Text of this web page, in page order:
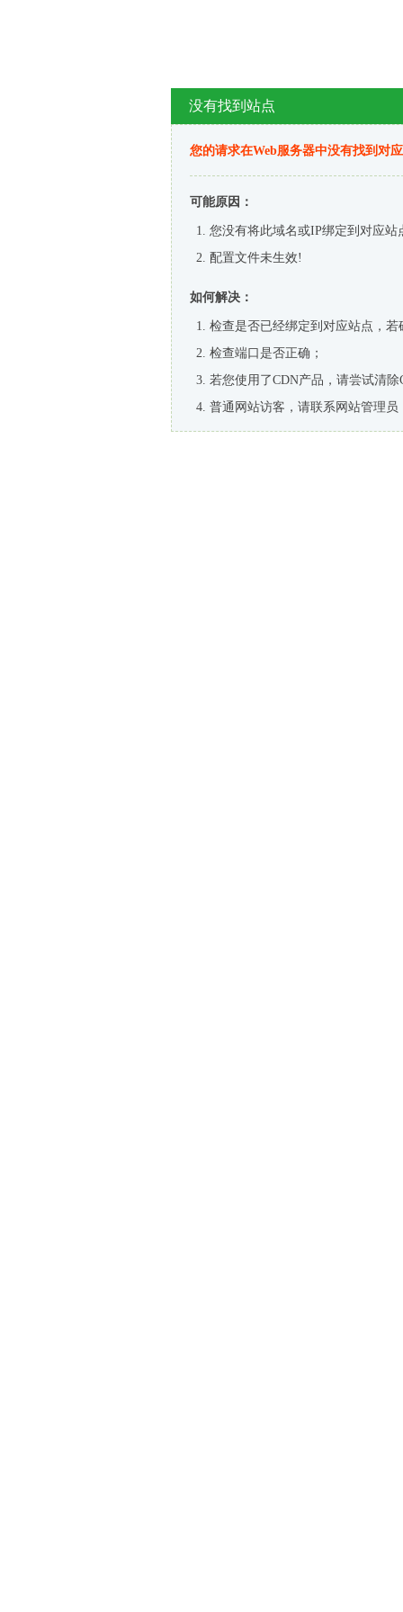
没有找到站点
您的请求在Web服务器中没有找到对
可能原因：
您没有将此域名或IP绑定到对应站
配置文件未生效!
如何解决：
检查是否已经绑定到对应站点，
检查端口是否正确；
若您使用了CDN产品，请尝试清除
普通网站访客，请联系网站管理员